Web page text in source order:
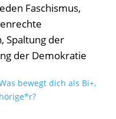
Faschismus,
Spaltung der
der Demokratie